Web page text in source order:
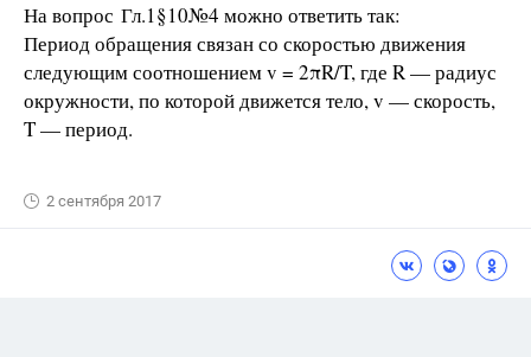
На вопрос Гл.1§10№4 можно ответить так:
Период обращения связан со скоростью движения
следующим соотношением v = 2πR/T, где R — радиус
окружности, по которой движется тело, v — скорость,
T — период.
2 сентября 2017